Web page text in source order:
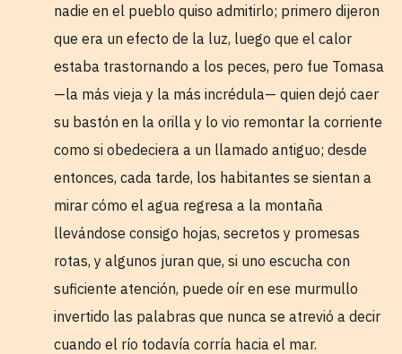
nadie en el pueblo quiso admitirlo; primero dijeron
que era un efecto de la luz, luego que el calor
estaba trastornando a los peces, pero fue Tomasa
—la más vieja y la más incrédula— quien dejó caer
su bastón en la orilla y lo vio remontar la corriente
como si obedeciera a un llamado antiguo; desde
entonces, cada tarde, los habitantes se sientan a
mirar cómo el agua regresa a la montaña
llevándose consigo hojas, secretos y promesas
rotas, y algunos juran que, si uno escucha con
suficiente atención, puede oír en ese murmullo
invertido las palabras que nunca se atrevió a decir
cuando el río todavía corría hacia el mar.